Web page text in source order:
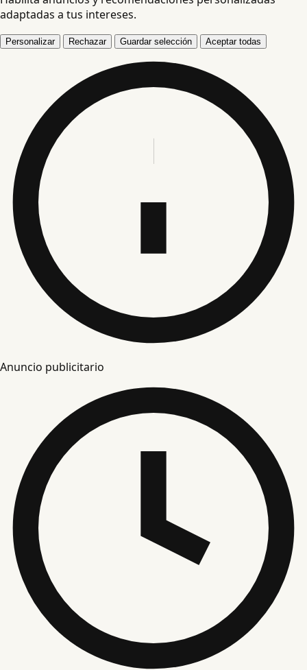
adaptadas a tus intereses.
Personalizar Rechazar Guardar selección Aceptar todas
Anuncio publicitario